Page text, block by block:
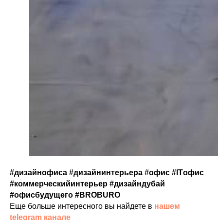
#дизайнофиса #дизайнинтерьера #офис #ITофис
#коммерческийинтерьер #дизайндубай
#офисбудущего #BROBURO
Еще больше интересного вы найдете в нашем
telegram канале